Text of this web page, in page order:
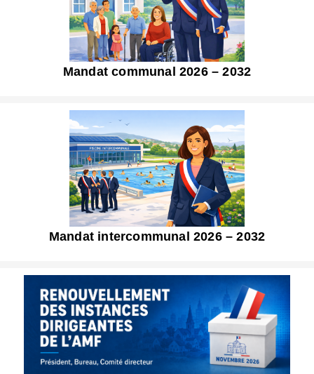
Mandat communal 2026 – 2032
Mandat intercommunal 2026 – 2032